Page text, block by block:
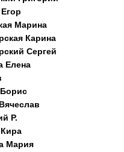
Марина
Карина
Сергей
Елена
Р.
Мария